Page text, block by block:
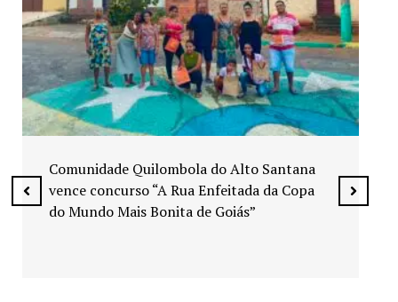
Exposição “Arte em Cores” leva pinturas a
espaços públicos de Senador Canedo